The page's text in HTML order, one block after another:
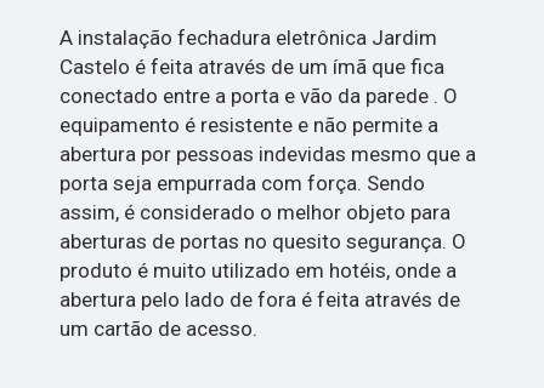
A instalação fechadura eletrônica Jardim
Castelo é feita através de um ímã que fica
conectado entre a porta e vão da parede . O
equipamento é resistente e não permite a
abertura por pessoas indevidas mesmo que a
porta seja empurrada com força. Sendo
assim, é considerado o melhor objeto para
aberturas de portas no quesito segurança. O
produto é muito utilizado em hotéis, onde a
abertura pelo lado de fora é feita através de
um cartão de acesso.